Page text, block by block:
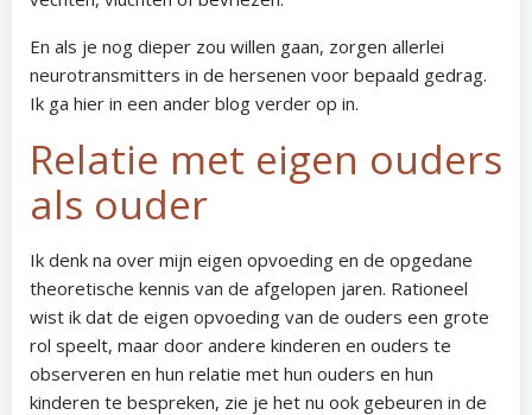
En als je nog dieper zou willen gaan, zorgen allerlei
neurotransmitters in de hersenen voor bepaald gedrag.
Ik ga hier in een ander blog verder op in.
Relatie met eigen ouders
als ouder
Ik denk na over mijn eigen opvoeding en de opgedane
theoretische kennis van de afgelopen jaren. Rationeel
wist ik dat de eigen opvoeding van de ouders een grote
rol speelt, maar door andere kinderen en ouders te
observeren en hun relatie met hun ouders en hun
kinderen te bespreken, zie je het nu ook gebeuren in de